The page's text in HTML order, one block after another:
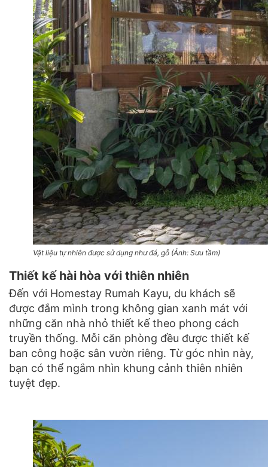
Vật liệu tự nhiên được sử dụng như đá, gỗ (Ảnh: Sưu tầm)
Thiết kế hài hòa với thiên nhiên
Đến với Homestay Rumah Kayu, du khách sẽ
được đắm mình trong không gian xanh mát với
những căn nhà nhỏ thiết kế theo phong cách
truyền thống. Mỗi căn phòng đều được thiết kế
ban công hoặc sân vườn riêng. Từ góc nhìn này,
bạn có thể ngắm nhìn khung cảnh thiên nhiên
tuyệt đẹp.